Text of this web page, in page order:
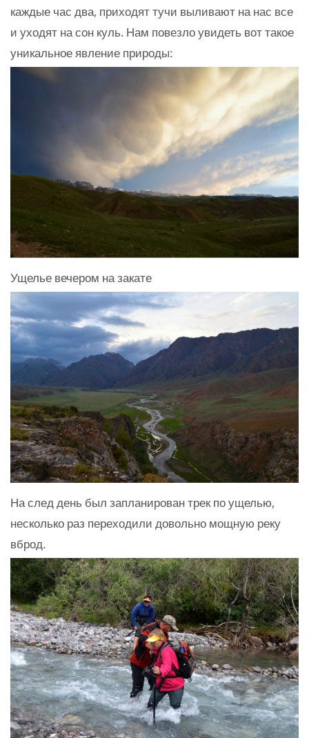
каждые час два, приходят тучи выливают на нас все
и уходят на сон куль. Нам повезло увидеть вот такое
уникальное явление природы:
Ущелье вечером на закате
На след день был запланирован трек по ущелью,
несколько раз переходили довольно мощную реку
вброд.